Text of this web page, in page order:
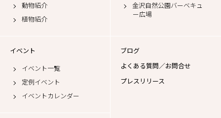
動物紹介
植物紹介
金沢自然公園バーベキュ
ー広場
イベント
イベント一覧
定例イベント
イベントカレンダー
ブログ
よくある質問／お問合せ
プレスリリース